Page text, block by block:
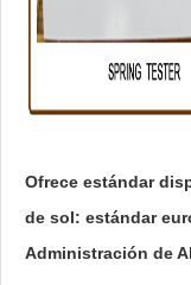
Ofrece estándar
de sol: estándar
Administración de